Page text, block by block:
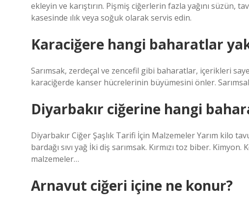
ekleyin ve karıştırın. Pişmiş ciğerlerin fazla yağını süzün,
kasesinde ılık veya soğuk olarak servis edin.
Karaciğere hangi baharatlar
Sarımsak, zerdeçal ve zencefil gibi baharatlar, içerikleri
karaciğerde kanser hücrelerinin büyümesini önler.
Diyarbakır ciğerine hangi
Diyarbakır Ciğer Şaşlık Tarifi İçin Malzemeler Yarım kilo
bardağı sıvı yağ İki diş sarımsak. Kırmızı toz biber.
malzemeler…
Arnavut ciğeri içine ne konur?